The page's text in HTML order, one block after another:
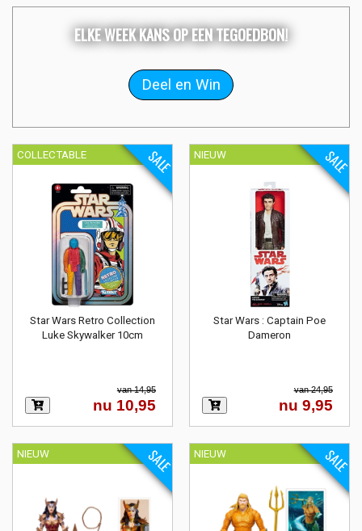
COLLECTABLE
Star Wars Retro Collection
Luke Skywalker 10cm
SALE
van 14,95
nu 10,95
NIEUW
Star Wars : Captain Poe
Dameron
SALE
van 24,95
nu 9,95
NIEUW SALE NIEUW SALE
ELKE WEEK KANS OP EEN TEGOEDBON!